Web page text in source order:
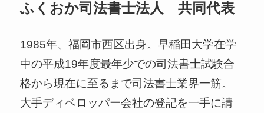
ふくおか司法書士法人 共同代表
1985年、福岡市西区出身。早稲田大学在学
中の平成19年度最年少での司法書士試験合
格から現在に至るまで司法書士業界一筋。
大手ディベロッパー会社の登記を一手に請